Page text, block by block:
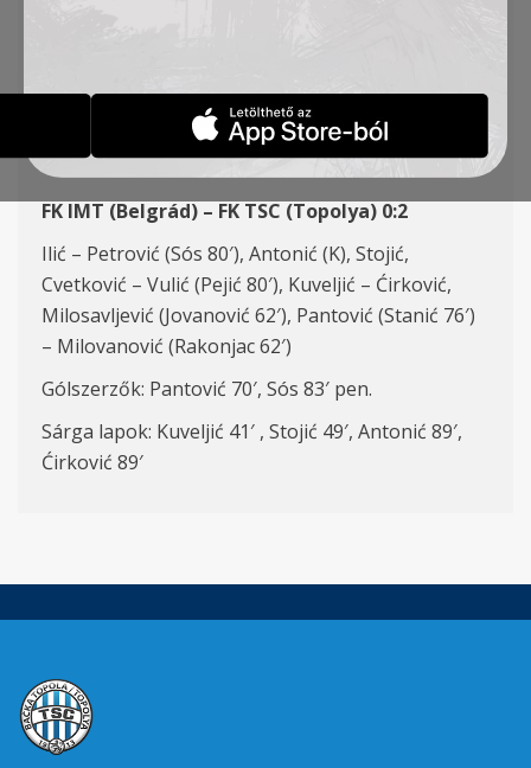
FK IMT (Belgrád) – FK TSC (Topolya) 0:2
Ilić – Petrović (Sós 80′), Antonić (K), Stojić,
Cvetković – Vulić (Pejić 80′), Kuveljić – Ćirković,
Milosavljević (Jovanović 62′), Pantović (Stanić 76′)
– Milovanović (Rakonjac 62′)
Gólszerzők: Pantović 70′, Sós 83′ pen.
Sárga lapok: Kuveljić 41′ , Stojić 49′, Antonić 89′,
Ćirković 89′